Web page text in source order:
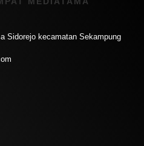
Sidorejo kecamatan Sekampung